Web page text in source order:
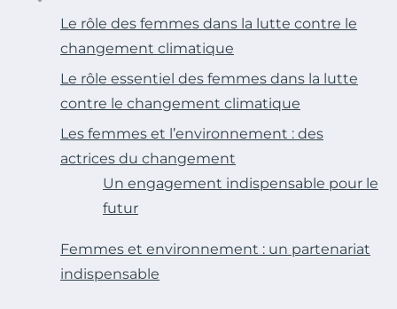
Le rôle des femmes dans la lutte contre le
changement climatique
Le rôle essentiel des femmes dans la lutte
contre le changement climatique
Les femmes et l’environnement : des
actrices du changement
Un engagement indispensable pour le
futur
Femmes et environnement : un partenariat
indispensable